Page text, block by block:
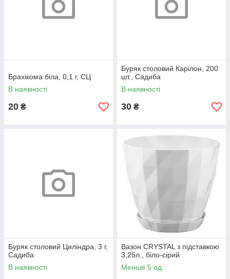
Брахікома біла, 0,1 г, СЦ
В наявності
20 ₴
Буряк столовий Карілон, 200
шт., Садиба
В наявності
30 ₴
Буряк столовий Циліндра, 3 г,
Садиба
В наявності
Вазон CRYSTAL з підставкою
3,25л., біло-сірий
Менше 5 од.